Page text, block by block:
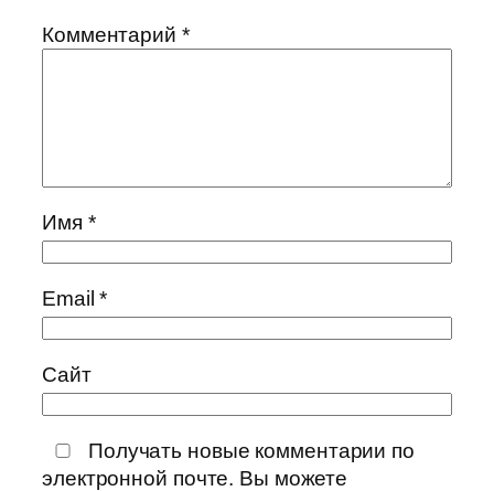
Комментарий *
Имя *
Email*
Сайт
Получать новые комментарии по
электронной почте. Вы можете